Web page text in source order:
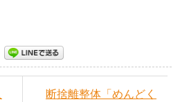
断捨離整体「めんどく